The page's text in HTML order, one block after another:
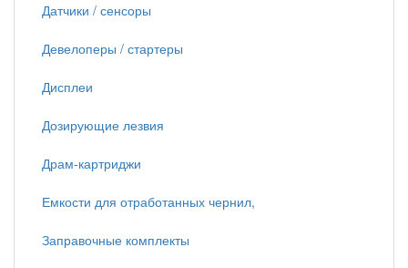
Датчики / сенсоры
Девелоперы / стартеры
Дисплеи
Дозирующие лезвия
Драм-картриджи
Емкости для отработанных чернил,
Заправочные комплекты